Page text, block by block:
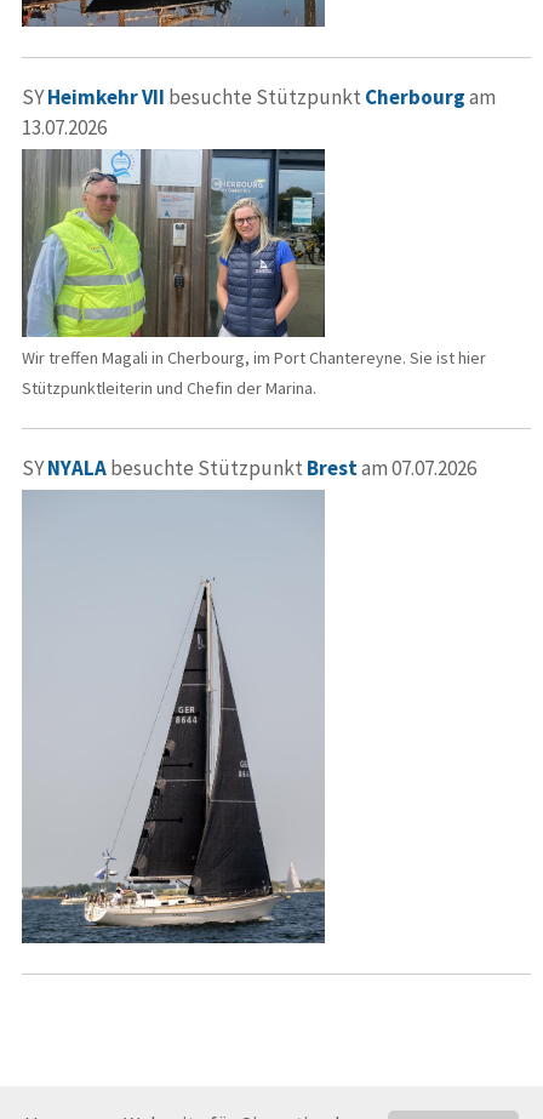
SYHeimkehr VII besuchte Stützpunkt Cherbourgam
13.07.2026
Wir treffen Magali in Cherbourg, im Port Chantereyne. Sie ist hier
Stützpunktleiterin und Chefin der Marina.
SYNYALAbesuchte Stützpunkt Brestam 07.07.2026